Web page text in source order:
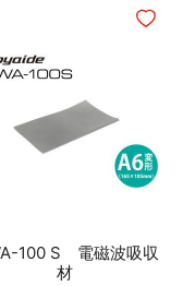
に追加
100 S 電磁波吸収
材
ほしい